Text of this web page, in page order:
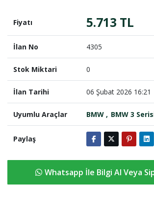
Fiyatı 5.713 TL
İlan No 4305
Stok Miktari 0
İlan Tarihi 06 Şubat 2026 16:21
Uyumlu Araçlar BMW BMW 3
Paylaş
Whatsapp İle Bilgi Al Veya